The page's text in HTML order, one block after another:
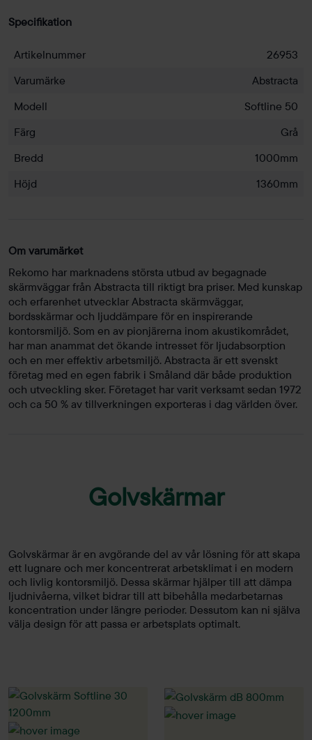
Specifikation
Artikelnummer
26953
Varumärke
Abstracta
Modell
Softline 50
Färg
Grå
Bredd
1000mm
Höjd
1360mm
Om varumärket
Rekomo har marknadens största utbud av begagnade
skärmväggar från Abstracta till riktigt bra priser. Med kunskap
och erfarenhet utvecklar Abstracta skärmväggar,
bordsskärmar och ljuddämpare för en inspirerande
kontorsmiljö. Som en av pionjärerna inom akustikområdet,
har man anammat det ökande intresset för ljudabsorption
och en mer effektiv arbetsmiljö. Abstracta är ett svenskt
företag med en egen fabrik i Småland där både produktion
och utveckling sker. Företaget har varit verksamt sedan 1972
och ca 50 % av tillverkningen exporteras i dag världen över.
Golvskärmar
Golvskärmar är en avgörande del av vår lösning för att skapa
ett lugnare och mer koncentrerat arbetsklimat i en modern
och livlig kontorsmiljö. Dessa skärmar hjälper till att dämpa
ljudnivåerna, vilket bidrar till att bibehålla medarbetarnas
koncentration under längre perioder. Dessutom kan ni själva
välja design för att passa er arbetsplats optimalt.